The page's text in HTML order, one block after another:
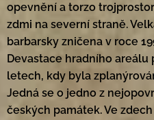
opevnění a torzo
zdmi na severní straně.
barbarsky zničena v roce
Devastace hradního
letech, kdy byla
Jedná se o jedno z
českých památek. Ve